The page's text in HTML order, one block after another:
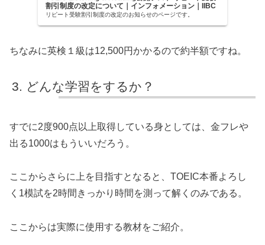
割引制度の改定について｜インフォメーション｜IIBC
リピート受験割引制度の改定のお知らせのページです。
ちなみに英検１級は12,500円かかるので約半額ですね。
どんな学習をするか？
すでに2度900点以上取得している身としては、金フレや
出る1000はもういいだろう。
ここからさらに上を目指すとなると、TOEIC本番よろし
く1模試を2時間きっかり時間を測って解くのみである。
ここからは実際に使用する教材をご紹介。